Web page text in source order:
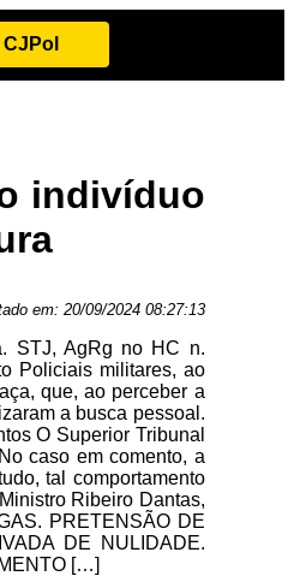
CJPol
indivíduo
em: 20/09/2024 08:27:13
STJ, AgRg no HC n.
Policiais militares, ao
que, ao perceber a
a busca pessoal.
O Superior Tribunal
caso em comento, a
tal comportamento
Ribeiro Dantas,
PRETENSÃO DE
DE NULIDADE.
[…]